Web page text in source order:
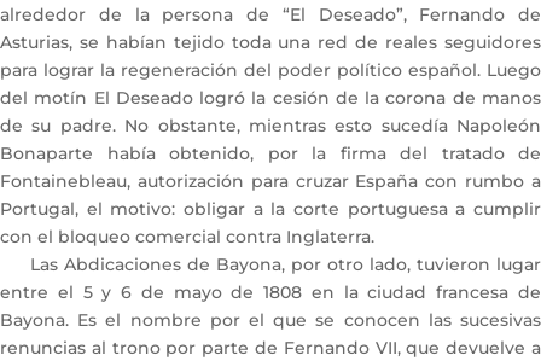
alrededor de la persona de “El Deseado”, Fernando de
Asturias, se habían tejido toda una red de reales seguidores
para lograr la regeneración del poder político español. Luego
del motín El Deseado logró la cesión de la corona de manos
de su padre. No obstante, mientras esto sucedía Napoleón
Bonaparte había obtenido, por la firma del tratado de
Fontainebleau, autorización para cruzar España con rumbo a
Portugal, el motivo: obligar a la corte portuguesa a cumplir
con el bloqueo comercial contra Inglaterra.
Las Abdicaciones de Bayona, por otro lado, tuvieron lugar
entre el 5 y 6 de mayo de 1808 en la ciudad francesa de
Bayona. Es el nombre por el que se conocen las sucesivas
renuncias al trono por parte de Fernando VII, que devuelve a